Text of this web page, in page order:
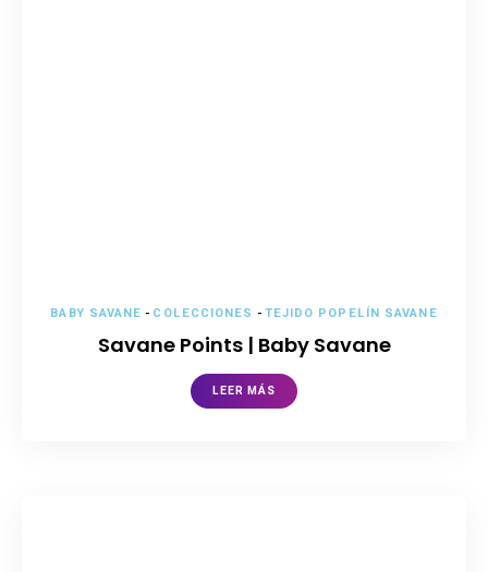
BABY SAVANE - COLECCIONES -TEJIDO POPELÍN SAVANE
Savane Points | Baby Savane
LEER MÁS